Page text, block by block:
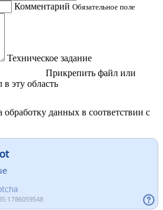
Комментарий Обязательное поле
Техническое задание
Прикрепить файл или
эту область
обработку данных в соответствии с